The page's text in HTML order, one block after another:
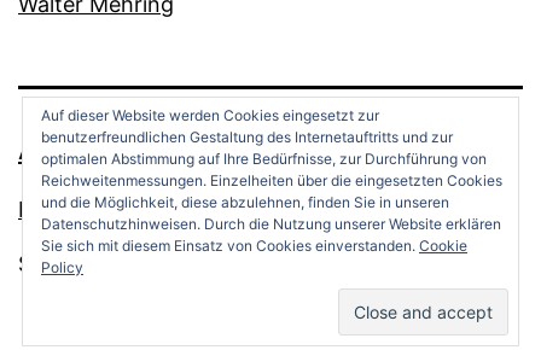
Auf dieser Website werden Cookies eingesetzt zur
benutzerfreundlichen Gestaltung des Internetauftritts und zur
optimalen Abstimmung auf Ihre Bedürfnisse, zur Durchführung von
Reichweitenmessungen. Einzelheiten über die eingesetzten Cookies
und die Möglichkeit, diese abzulehnen, finden Sie in unseren
Datenschutzhinweisen. Durch die Nutzung unserer Website erklären
Sie sich mit diesem Einsatz von Cookies einverstanden. Cookie
Policy
ANDREAS OPPERMANN
Datenschutz
Stolz präsentiert von